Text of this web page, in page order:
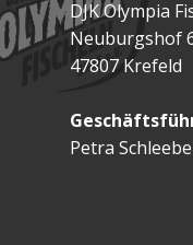
DJK Olympia
Neuburgshof
47807 Krefeld
Petra